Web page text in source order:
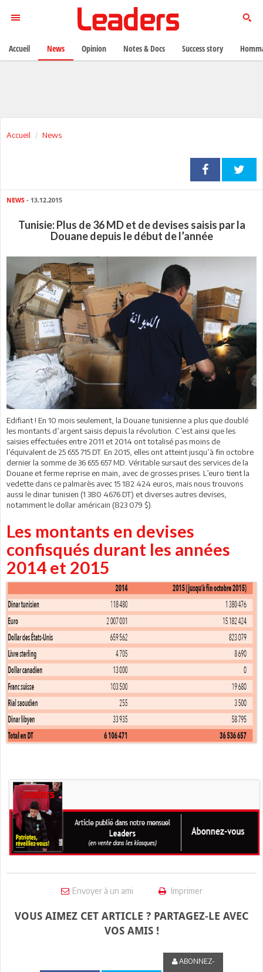
Accueil News
NEWS - 13.12.2015
Tunisie: Plus de 36 MD et de devises saisis par la
Douane depuis le début de l’année
Edifiant ! En 10 mois seulement, la Douane tunisienne a plus que doublé
les montants d’argent saisis depuis la révolution. C’est ainsi que les
saisies effectuées entre 2011 et 2014 ont totalisé pas moins de
l’équivalent de 25 655 715 DT. En 2015, elles ont atteint jusqu’à fin octobre
dernier la somme de 36 655 657 MD. Véritable sursaut des services de la
Douane et ferme reprise en main, avec de grosses prises. L’euro tient la
vedette dans ce palmarès avec 15 182 424 euros, mais nous trouvons
aussi le dinar tunisien (1 380 4676 DT) et diverses autres devises,
notamment le dollar américain (823 079 $).
Les montants en devises
confisqués durant les années
2014 et 2015
Envoyer à un ami Imprimer
VOUS AIMEZ CET ARTICLE ? PARTAGEZ-LE AVEC
VOS AMIS !
ABONNEZ-
Accueil News Opinion Notes & Docs Success story